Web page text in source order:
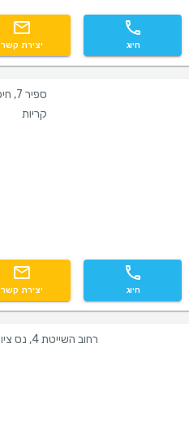
חיוג יצירת קשר
ספיר 7, חיפה
קריות
חיוג יצירת קשר
רחוב השייטת 4, נס ציונה